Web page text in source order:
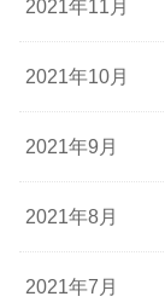
2021年11月
2021年10月
2021年9月
2021年8月
2021年7月